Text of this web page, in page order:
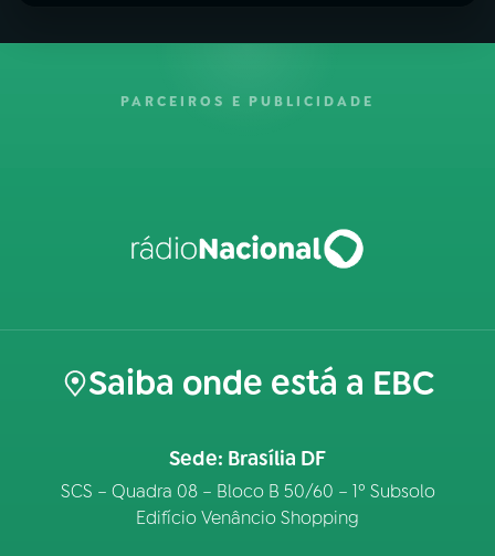
PARCEIROS E PUBLICIDADE
Saiba onde está a EBC
Sede: Brasília DF
SCS – Quadra 08 – Bloco B 50/60 – 1º Subsolo
Edifício Venâncio Shopping